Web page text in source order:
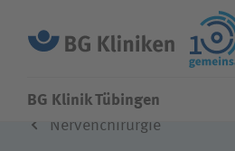
BG Klinik Tübingen
Nerven­chirurgie